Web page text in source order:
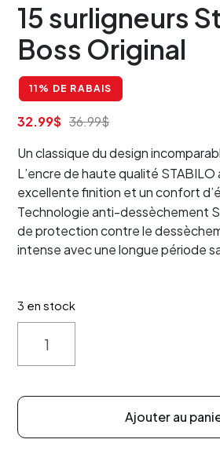
15 surligneurs
Boss Original
11% DE RABAIS
32.99$ 36.99$
Un classique du design
L’encre de haute qualité STABILO
excellente finition et un confort
Technologie anti-dessèchement
de protection contre le
intense avec une longue période
3 en stock
Ajouter au